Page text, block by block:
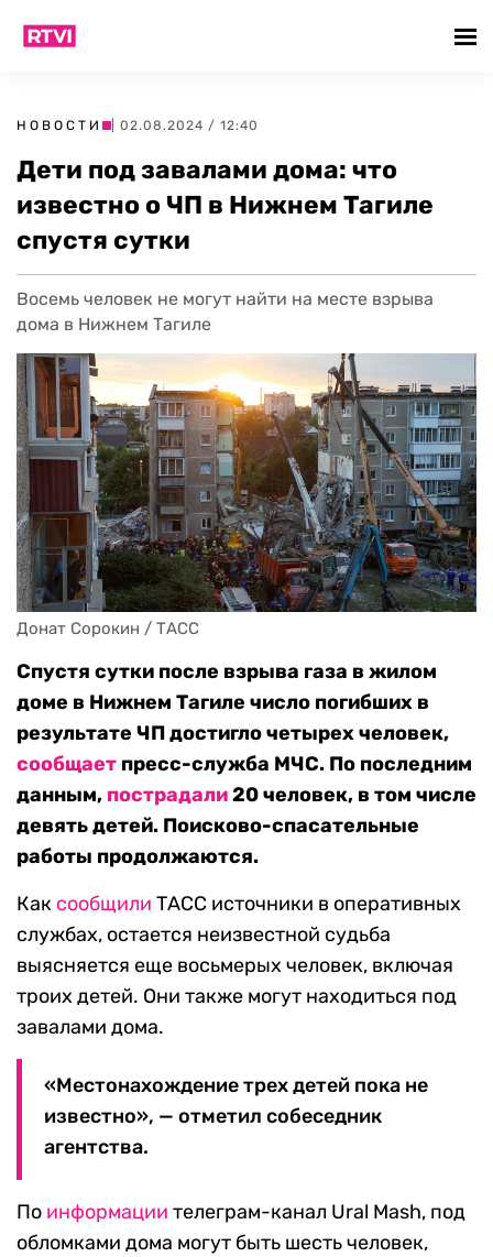
НОВОСТИ | 02.08.2024 / 12:40
Дети под завалами дома: что
известно о ЧП в Нижнем Тагиле
спустя сутки
Восемь человек не могут найти на месте взрыва
дома в Нижнем Тагиле
Донат Сорокин / ТАСС
Спустя сутки после взрыва газа в жилом
доме в Нижнем Тагиле число погибших в
результате ЧП достигло четырех человек,
сообщает пресс-служба МЧС. По последним
данным, пострадали20 человек, в том числе
девять детей. Поисково-спасательные
работы продолжаются.
Как сообщили ТАСС источники в оперативных
службах, остается неизвестной судьба
выясняется еще восьмерых человек, включая
троих детей. Они также могут находиться под
завалами дома.
«Местонахождение трех детей пока не
известно», — отметил собеседник
агентства.
По информации телеграм-канал Ural Mash, под
обломками дома могут быть шесть человек,